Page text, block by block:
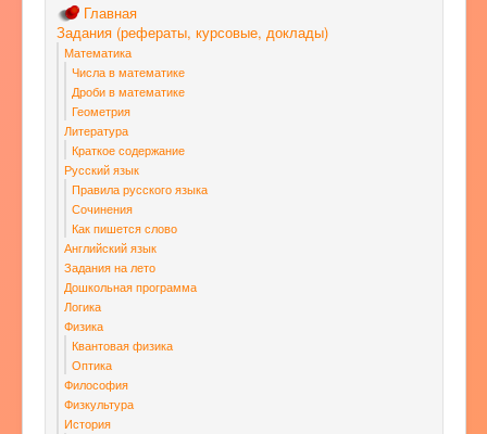
Главная
Задания (рефераты, курсовые, доклады)
Математика
Числа в математике
Дроби в математике
Геометрия
Литература
Краткое содержание
Русский язык
Правила русского языка
Сочинения
Как пишется слово
Английский язык
Задания на лето
Дошкольная программа
Логика
Физика
Квантовая физика
Оптика
Философия
Физкультура
История